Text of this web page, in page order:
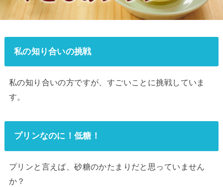
私の知り合いの挑戦
私の知り合いの方ですが、すごいことに挑戦していま
す。
プリンなのに！低糖！
プリンと言えば、砂糖のかたまりだと思っていません
か？